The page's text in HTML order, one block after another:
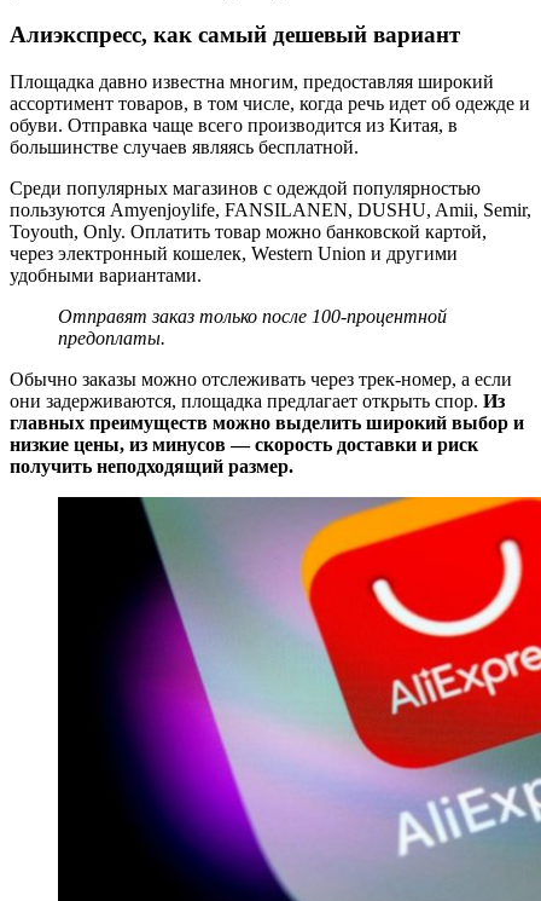
Алиэкспресс, как самый дешевый вариант
Площадка давно известна многим, предоставляя широкий
ассортимент товаров, в том числе, когда речь идет об одежде и
обуви. Отправка чаще всего производится из Китая, в
большинстве случаев являясь бесплатной.
Среди популярных магазинов с одеждой популярностью
пользуются Amyenjoylife, FANSILANEN, DUSHU, Amii, Semir,
Toyouth, Only. Оплатить товар можно банковской картой,
через электронный кошелек, Western Union и другими
удобными вариантами.
Отправят заказ только после 100-процентной
предоплаты.
Обычно заказы можно отслеживать через трек-номер, а если
они задерживаются, площадка предлагает открыть спор. Из
главных преимуществ можно выделить широкий выбор и
низкие цены, из минусов — скорость доставки и риск
получить неподходящий размер.